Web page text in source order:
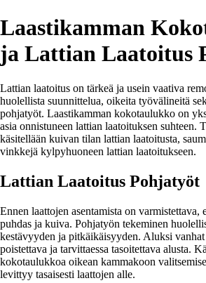
Laastikamman
ja Lattian Laatoitus
Lattian laatoitus on tärkeä ja usein vaativa
huolellista suunnittelua, oikeita työvälineitä
pohjatyöt. Laastikamman kokotaulukko on
asia onnistuneen lattian laatoituksen suhteen.
käsitellään kuivan tilan lattian laatoitusta,
vinkkejä kylpyhuoneen lattian laatoitukseen.
Lattian Laatoitus Pohjatyöt
Ennen laattojen asentamista on varmistettava,
puhdas ja kuiva. Pohjatyön tekeminen
kestävyyden ja pitkäikäisyyden. Aluksi
poistettava ja tarvittaessa tasoitettava alusta.
kokotaulukkoa oikean kammakoon
levittyy tasaisesti laattojen alle.